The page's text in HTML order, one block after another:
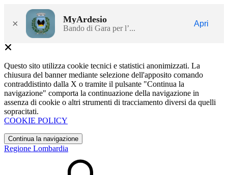
× MyArdesio
Bando di Gara per l’...
Apri
Questo sito utilizza cookie tecnici e statistici anonimizzati. La
chiusura del banner mediante selezione dell'apposito comando
contraddistinto dalla X o tramite il pulsante "Continua la
navigazione" comporta la continuazione della navigazione in
assenza di cookie o altri strumenti di tracciamento diversi da quelli
sopracitati.
COOKIE POLICY
Continua la navigazione
Regione Lombardia